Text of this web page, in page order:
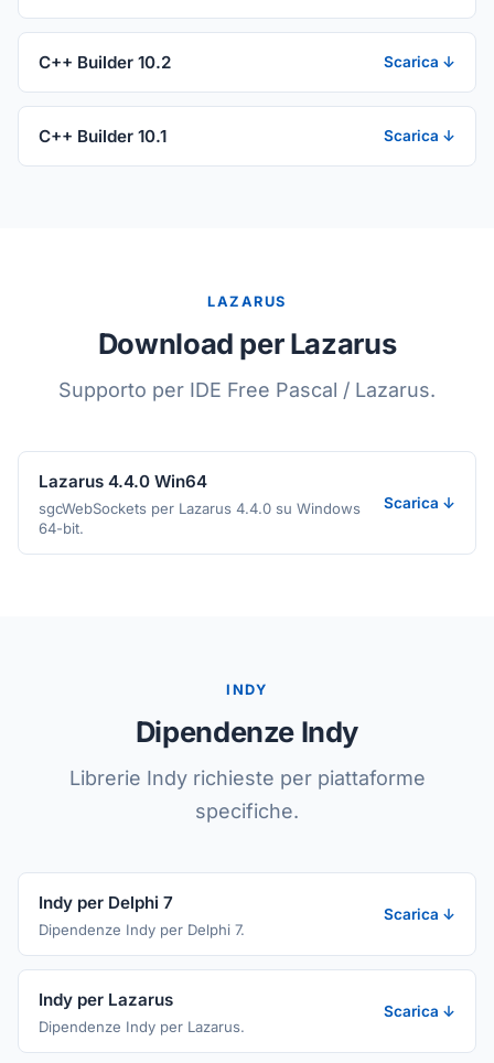
C++ Builder 10.2 Scarica ↓
C++ Builder 10.1 Scarica ↓
LAZARUS
Download per Lazarus
Supporto per IDE Free Pascal / Lazarus.
Lazarus 4.4.0 Win64
sgcWebSockets per Lazarus 4.4.0 su Windows
64-bit.
Scarica ↓
INDY
Dipendenze Indy
Librerie Indy richieste per piattaforme
specifiche.
Indy per Delphi 7
Dipendenze Indy per Delphi 7.
Scarica ↓
Indy per Lazarus
Dipendenze Indy per Lazarus.
Scarica ↓